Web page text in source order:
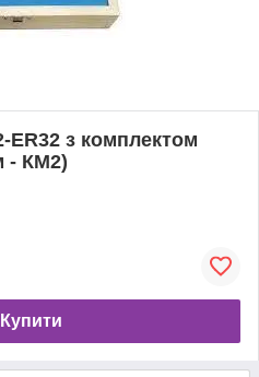
з комплектом
- КМ2)
Купити